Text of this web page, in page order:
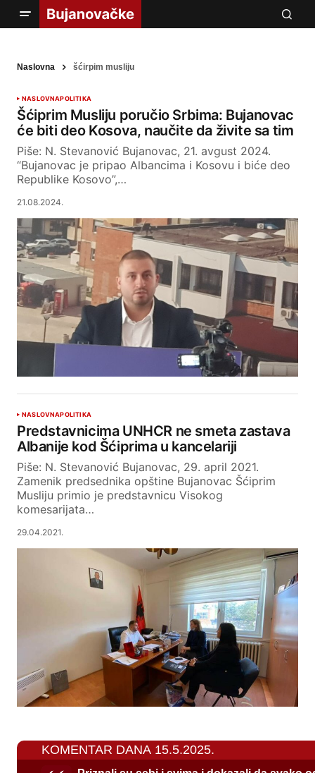
Naslovna šćirpim musliju
NASLOVNAPOLITIKA
Šćiprim Musliju poručio Srbima: Bujanovac
će biti deo Kosova, naučite da živite sa tim
Piše: N. Stevanović Bujanovac, 21. avgust 2024.
“Bujanovac je pripao Albancima i Kosovu i biće deo
Republike Kosovo”,…
21.08.2024.
NASLOVNAPOLITIKA
Predstavnicima UNHCR ne smeta zastava
Albanije kod Šćiprima u kancelariji
Piše: N. Stevanović Bujanovac, 29. april 2021.
Zamenik predsednika opštine Bujanovac Šćiprim
Musliju primio je predstavnicu Visokog
komesarijata…
29.04.2021.
KOMENTAR DANA 15.5.2025.